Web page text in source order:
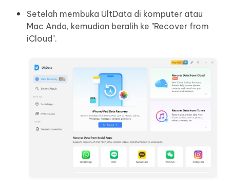
Setelah membuka UltData di komputer atau
Mac Anda, kemudian beralih ke "Recover from
iCloud".